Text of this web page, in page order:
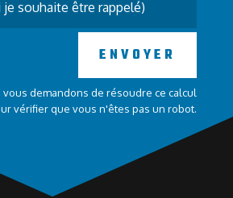
ENVOYER
vous demandons de résoudre ce calcul
vérifier que vous n'êtes pas un robot.